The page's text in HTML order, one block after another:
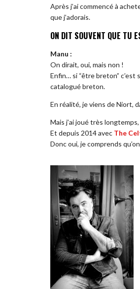
Après j’ai commencé à
que j’adorais.
ON DIT SOUVENT QUE TU
Manu :
On dirait, oui, mais non !
Enfin… si “être breton”
catalogué breton.
En réalité, je viens de Niort,
Mais j’ai joué très
Et depuis 2014 avec The
Donc oui, je comprends